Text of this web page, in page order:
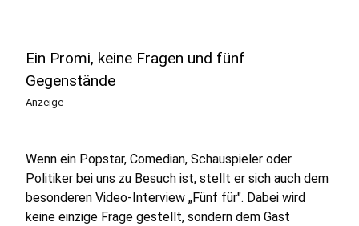
Ein Promi, keine Fragen und fünf
Gegenstände
Anzeige
Wenn ein Popstar, Comedian, Schauspieler oder
Politiker bei uns zu Besuch ist, stellt er sich auch dem
besonderen Video-Interview „Fünf für". Dabei wird
keine einzige Frage gestellt, sondern dem Gast